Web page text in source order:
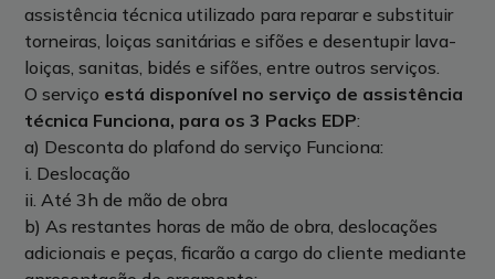
assistência técnica utilizado para reparar e substituir
torneiras, loiças sanitárias e sifões e desentupir lava-
loiças, sanitas, bidés e sifões, entre outros serviços.
O serviço está disponível no serviço de assistência
técnica Funciona, para os 3 Packs EDP:
a) Desconta do plafond do serviço Funciona:
i. Deslocação
ii. Até 3h de mão de obra
b) As restantes horas de mão de obra, deslocações
adicionais e peças, ficarão a cargo do cliente mediante